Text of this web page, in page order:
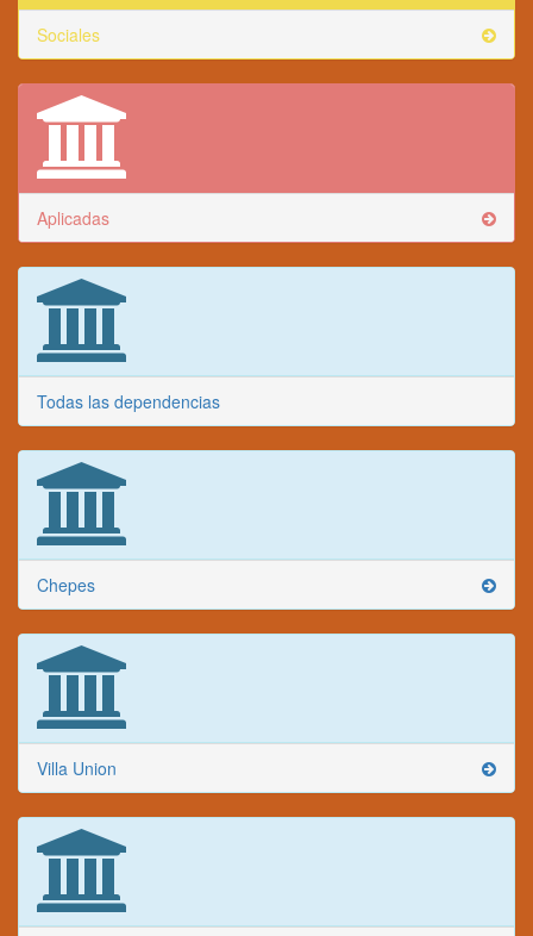
Sociales
Aplicadas
Todas las dependencias
Chepes
Villa Union